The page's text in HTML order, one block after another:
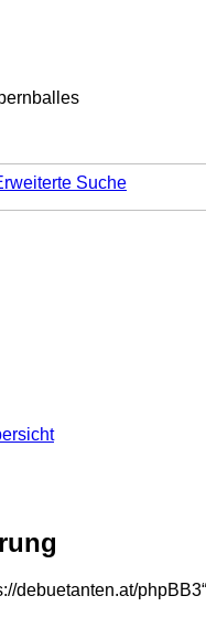
Suche
debuetanten.at/